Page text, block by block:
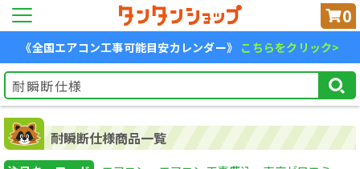
0
《全国エアコン工事可能目安カレンダー》 こちらをクリック>
耐瞬断仕様商品一覧